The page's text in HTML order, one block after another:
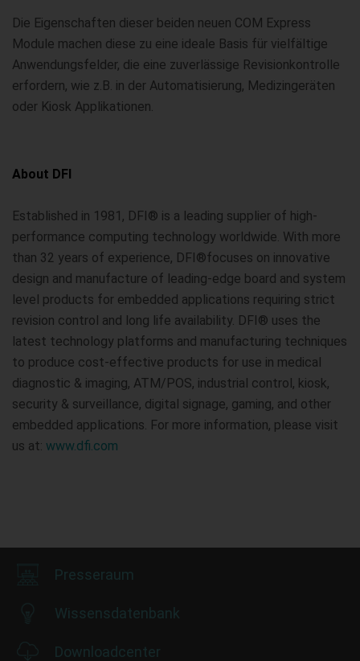
Die Eigenschaften dieser beiden neuen COM Express
Module machen diese zu eine ideale Basis für vielfältige
Anwendungsfelder, die eine zuverlässige Revisionkontrolle
erfordern, wie z.B. in der Automatisierung, Medizingeräten
oder Kiosk Applikationen.
About DFI
Established in 1981, DFI® is a leading supplier of high-
performance computing technology worldwide. With more
than 32 years of experience, DFI®focuses on innovative
design and manufacture of leading-edge board and system
level products for embedded applications requiring strict
revision control and long life availability. DFI® uses the
latest technology platforms and manufacturing techniques
to produce cost-effective products for use in medical
diagnostic & imaging, ATM/POS, industrial control, kiosk,
security & surveillance, digital signage, gaming, and other
embedded applications. For more information, please visit
us at: www.dfi.com
Presseraum
Wissensdatenbank
Downloadcenter